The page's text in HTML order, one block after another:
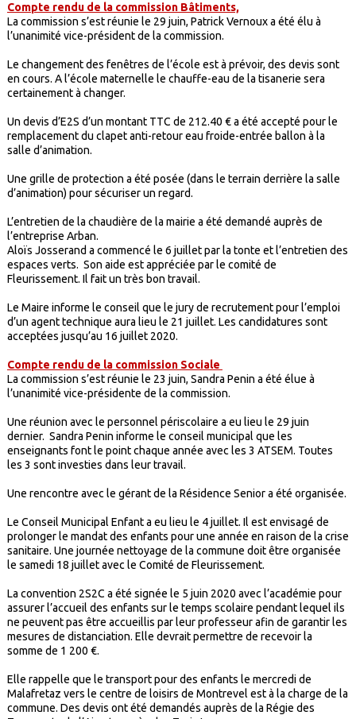
Compte rendu de la commission Bâtiments,
La commission s’est réunie le 29 juin, Patrick Vernoux a été élu à
l’unanimité vice-président de la commission.
Le changement des fenêtres de l’école est à prévoir, des devis sont
en cours. A l’école maternelle le chauffe-eau de la tisanerie sera
certainement à changer.
Un devis d’E2S d’un montant TTC de 212.40 € a été accepté pour le
remplacement du clapet anti-retour eau froide-entrée ballon à la
salle d’animation.
Une grille de protection a été posée (dans le terrain derrière la salle
d’animation) pour sécuriser un regard.
L’entretien de la chaudière de la mairie a été demandé auprès de
l’entreprise Arban.
Aloïs Josserand a commencé le 6 juillet par la tonte et l’entretien des
espaces verts. Son aide est appréciée par le comité de
Fleurissement. Il fait un très bon travail.
Le Maire informe le conseil que le jury de recrutement pour l’emploi
d’un agent technique aura lieu le 21 juillet. Les candidatures sont
acceptées jusqu’au 16 juillet 2020.
Compte rendu de la commission Sociale
La commission s’est réunie le 23 juin, Sandra Penin a été élue à
l’unanimité vice-présidente de la commission.
Une réunion avec le personnel périscolaire a eu lieu le 29 juin
dernier. Sandra Penin informe le conseil municipal que les
enseignants font le point chaque année avec les 3 ATSEM. Toutes
les 3 sont investies dans leur travail.
Une rencontre avec le gérant de la Résidence Senior a été organisée.
Le Conseil Municipal Enfant a eu lieu le 4 juillet. Il est envisagé de
prolonger le mandat des enfants pour une année en raison de la crise
sanitaire. Une journée nettoyage de la commune doit être organisée
le samedi 18 juillet avec le Comité de Fleurissement.
La convention 2S2C a été signée le 5 juin 2020 avec l’académie pour
assurer l’accueil des enfants sur le temps scolaire pendant lequel ils
ne peuvent pas être accueillis par leur professeur afin de garantir les
mesures de distanciation. Elle devrait permettre de recevoir la
somme de 1 200 €.
Elle rappelle que le transport pour des enfants le mercredi de
Malafretaz vers le centre de loisirs de Montrevel est à la charge de la
commune. Des devis ont été demandés auprès de la Régie des